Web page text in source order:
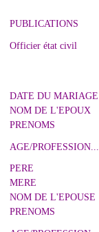
PUBLICATIONS
Officier état civil
DATE DU MARIAGE
NOM DE L'EPOUX
PRENOMS
AGE/PROFESSION...
PERE
MERE
NOM DE L'EPOUSE
PRENOMS